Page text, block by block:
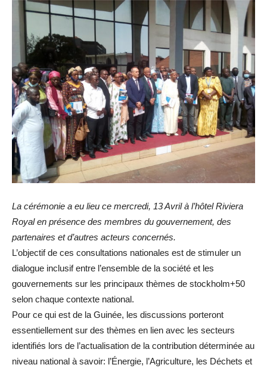
La cérémonie a eu lieu ce mercredi, 13 Avril à l’hôtel Riviera
Royal en présence des membres du gouvernement, des
partenaires et d’autres acteurs concernés.
L’objectif de ces consultations nationales est de stimuler un
dialogue inclusif entre l’ensemble de la société et les
gouvernements sur les principaux thèmes de stockholm+50
selon chaque contexte national.
Pour ce qui est de la Guinée, les discussions porteront
essentiellement sur des thèmes en lien avec les secteurs
identifiés lors de l’actualisation de la contribution déterminée au
niveau national à savoir: l’Énergie, l’Agriculture, les Déchets et